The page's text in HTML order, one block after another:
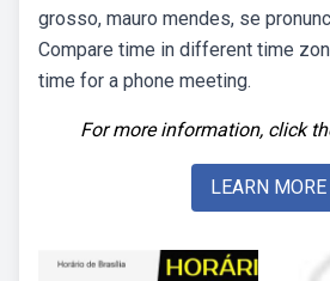
grosso, mauro mendes, se
Compare time in different time
time for a phone meeting.
For more information, click
LEARN MORE